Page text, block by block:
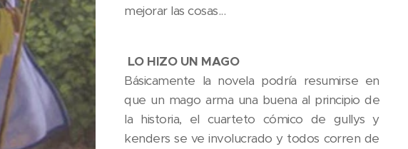
mejorar las cosas...
LO HIZO UN MAGO
Básicamente la novela podría resumirse en
que un mago arma una buena al principio de
la historia, el cuarteto cómico de gullys y
kenders se ve involucrado y todos corren de